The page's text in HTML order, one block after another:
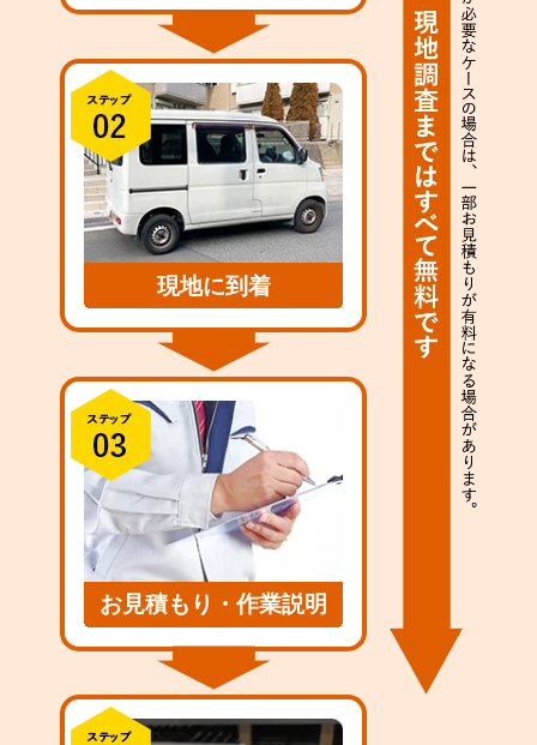
現地に到着
お見積もり・作業説明